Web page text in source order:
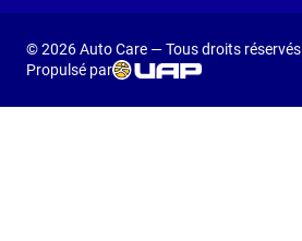
© 2026 Auto Care — Tous droits réservés
Propulsé par